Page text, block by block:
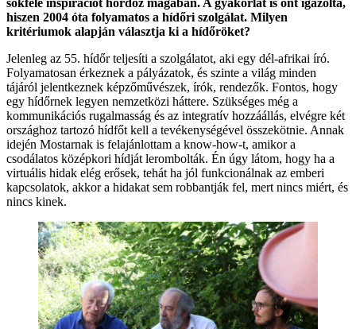
hiszen 2004 óta folyamatos a hídőri szolgálat. Milyen
kritériumok alapján választja ki a hídőröket?
Jelenleg az 55. hídőr teljesíti a szolgálatot, aki egy dél-afrikai író.
Folyamatosan érkeznek a pályázatok, és szinte a világ minden
tájáról jelentkeznek képzőművészek, írók, rendezők. Fontos, hogy
egy hídőrnek legyen nemzetközi háttere. Szükséges még a
kommunikációs rugalmasság és az integratív hozzáállás, elvégre két
országhoz tartozó hídfőt kell a tevékenységével összekötnie. Annak
idején Mostarnak is felajánlottam a know-how-t, amikor a
csodálatos középkori hídját lerombolták. Én úgy látom, hogy ha a
virtuális hidak elég erősek, tehát ha jól funkcionálnak az emberi
kapcsolatok, akkor a hidakat sem robbantják fel, mert nincs miért, és
nincs kinek.